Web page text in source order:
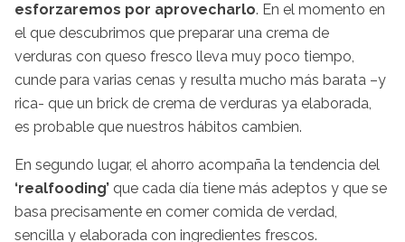
esforzaremos por aprovecharlo. En el momento en
el que descubrimos que preparar una crema de
verduras con queso fresco lleva muy poco tiempo,
cunde para varias cenas y resulta mucho más barata –y
rica- que un brick de crema de verduras ya elaborada,
es probable que nuestros hábitos cambien.
En segundo lugar, el ahorro acompaña la tendencia del
‘realfooding’ que cada día tiene más adeptos y que se
basa precisamente en comer comida de verdad,
sencilla y elaborada con ingredientes frescos.